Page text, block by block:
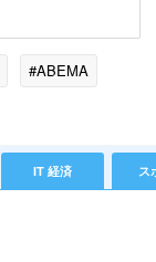
#ABEMA
IT 経済 ス